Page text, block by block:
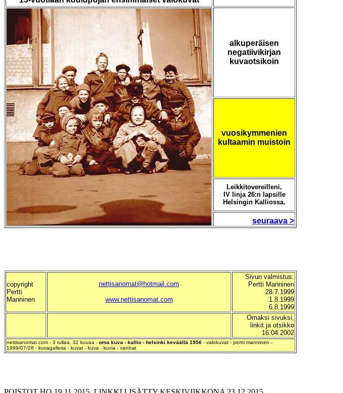
alkuperäisen
negatiivikirjan
kuvaotsikoin
vuosikymmenien
kultaamin muistoin
Leikkitovereilleni,
IV linja 26:n lapsille
Helsingin Kalliossa.
seuraava >
copyright
Pertti
Manninen
nettisanomat@hotmail.com
www.nettisanomat.com
Sivun valmistus:
Pertti Manninen
28.7.1999
1.8.1999
6.8.1999
Omaksi sivuksi,
linkit ja otsikko
16.04.2002
nettisanomat.com - 3 rullaa, 32 kuvaa - oma kuva - kallio - helsinki keväällä 1956 - valokuvat - pertti manninen -
1999/07/28 - kuvagalleria - kuvat - kuva - kuvia - vanhat